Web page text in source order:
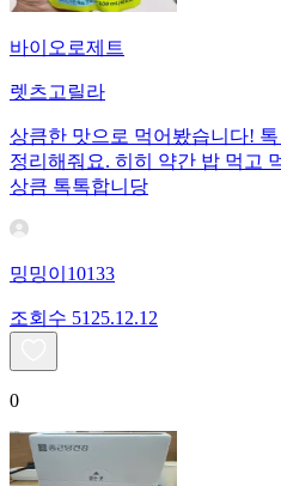
바이오로제트
렛츠고릴라
상큼한 맛으로 먹어봤습니다!
정리해줘요. 히히 약간 밥 먹고
상큼 톡톡합니당
밍밍이10133
조회수 51 25.12.12
0